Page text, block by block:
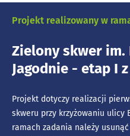
Projekt realizowany w
Zielony skwer im.
Jagodnie - etap I
Projekt dotyczy realizacji
skweru przy krzyżowaniu ulicy
ramach zadania należy